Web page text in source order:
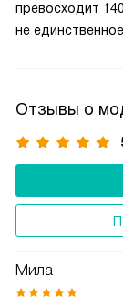
превосходит
не
Отзывы о
Мила